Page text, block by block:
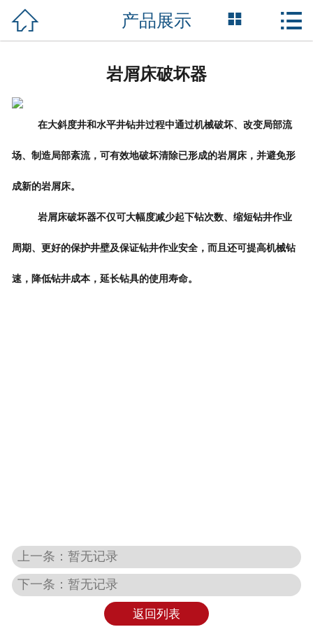
网站首页
新闻资讯
技术支持
 产品展示  
岩屑床破坏器
在大斜度井和水平井钻井过程中通过机械破坏、改变局部流
场、制造局部紊流，可有效地破坏清除已形成的岩屑床，并避免形
成新的岩屑床。
岩屑床破坏器不仅可大幅度减少起下钻次数、缩短钻井作业
周期、更好的保护井壁及保证钻井作业安全，而且还可提高机械钻
速，降低钻井成本，延长钻具的使用寿命。
上一条：暂无记录
下一条：暂无记录
返回列表